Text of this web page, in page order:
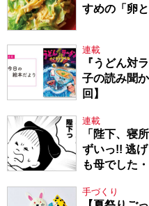
すめの「卵
連載
『うどん対
子の読み聞
回】
連載
「陛下、寝
ずいっ!! 逃
も母でした・
手づくり